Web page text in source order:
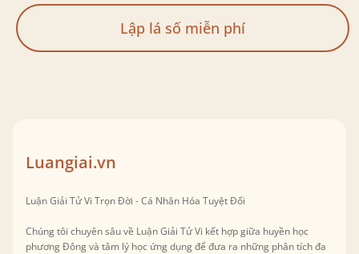
Lập lá số miễn phí
Luangiai.vn
Luận Giải Tử Vi Trọn Đời - Cá Nhân Hóa Tuyệt Đối
Chúng tôi chuyên sâu về Luận Giải Tử Vi kết hợp giữa huyền học
phương Đông và tâm lý học ứng dụng để đưa ra những phân tích đa